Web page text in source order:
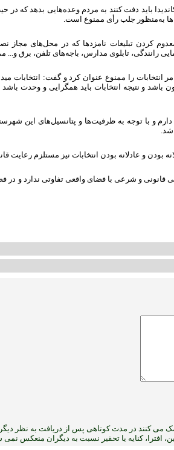
باید دفت کنند به مردم وعده‌هایی بدهد که در
به‌منظور جلب رأی ممنوع است.
کردن تبلیغات نامزدها که در محل‌های مجاز
رانندگی، تابلوی مدارس، باجه‌های تلفن، برق و...
انتخابات را ممنوع عنوان کرد و گفت: انتخابات
باشد و نتیجه انتخابات باید همگرایی و وحدت
و با توجه به ظرفیت‌ها و پتانسیل‌های این
و عادلانه بودن انتخابات نیز مستلزم رعایت
و شرعی با فضای واقعی تفاوتی ندارد و در
کنند در مدت کوتاهی پس از دریافت به نظر دیگر
افترا، کنایه یا تحقیر نسبت به دیگران منعکس نمی